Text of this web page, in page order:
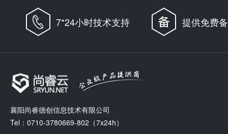
7*24小时技术支持 提供免费
襄阳尚睿德创信息技术有限公司
Tel：0710-3780669-802（7x24h）